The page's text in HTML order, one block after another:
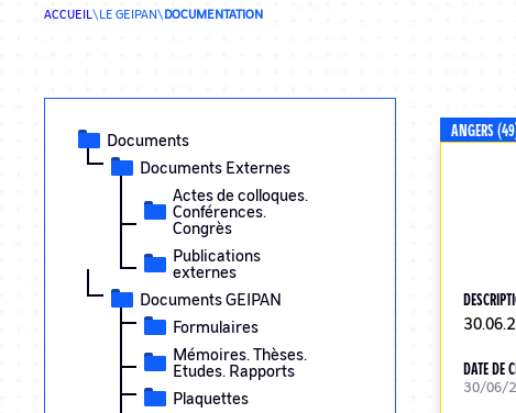
ACCUEIL\LE GEIPAN\DOCUMENTATION
Documents
Documents Externes
Actes de colloques.
Conférences.
Congrès
Publications
externes
Documents GEIPAN
Formulaires
Mémoires. Thèses.
Etudes. Rapports
Plaquettes
ANGERS
DATE DE
30/06/